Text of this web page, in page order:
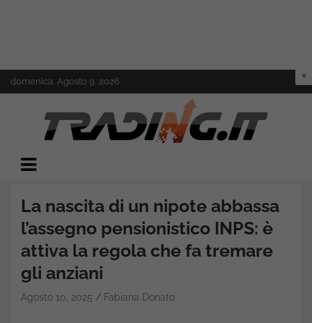
Skip
to
domenica, Agosto 9, 2026
Trading.it
La nascita di un nipote abbassa
l’assegno pensionistico INPS: è
attiva la regola che fa tremare
gli anziani
Agosto 10, 2025 Fabiana Donato